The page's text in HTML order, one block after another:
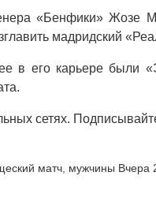
«Бенфики» Жозе
мадридский
в его карьере были
сетях.
матч, мужчины Вчера